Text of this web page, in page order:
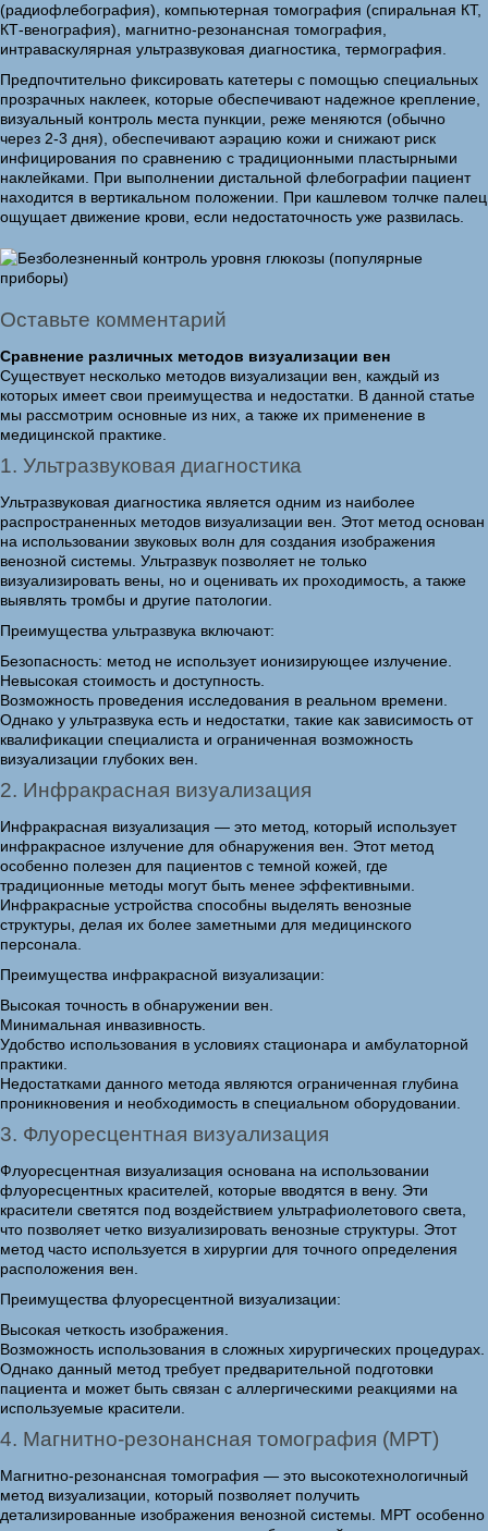
(радиофлебография), компьютерная томография (спиральная КТ,
КТ-венография), магнитно-резонансная томография,
интраваскулярная ультразвуковая диагностика, термография.
Предпочтительно фиксировать катетеры с помощью специальных
прозрачных наклеек, которые обеспечивают надежное крепление,
визуальный контроль места пункции, реже меняются (обычно
через 2-3 дня), обеспечивают аэрацию кожи и снижают риск
инфицирования по сравнению с традиционными пластырными
наклейками. При выполнении дистальной флебографии пациент
находится в вертикальном положении. При кашлевом толчке палец
ощущает движение крови, если недостаточность уже развилась.
Оставьте комментарий
Сравнение различных методов визуализации вен
Существует несколько методов визуализации вен, каждый из
которых имеет свои преимущества и недостатки. В данной статье
мы рассмотрим основные из них, а также их применение в
медицинской практике.
1. Ультразвуковая диагностика
Ультразвуковая диагностика является одним из наиболее
распространенных методов визуализации вен. Этот метод основан
на использовании звуковых волн для создания изображения
венозной системы. Ультразвук позволяет не только
визуализировать вены, но и оценивать их проходимость, а также
выявлять тромбы и другие патологии.
Преимущества ультразвука включают:
Безопасность: метод не использует ионизирующее излучение.
Невысокая стоимость и доступность.
Возможность проведения исследования в реальном времени.
Однако у ультразвука есть и недостатки, такие как зависимость от
квалификации специалиста и ограниченная возможность
визуализации глубоких вен.
2. Инфракрасная визуализация
Инфракрасная визуализация — это метод, который использует
инфракрасное излучение для обнаружения вен. Этот метод
особенно полезен для пациентов с темной кожей, где
традиционные методы могут быть менее эффективными.
Инфракрасные устройства способны выделять венозные
структуры, делая их более заметными для медицинского
персонала.
Преимущества инфракрасной визуализации:
Высокая точность в обнаружении вен.
Минимальная инвазивность.
Удобство использования в условиях стационара и амбулаторной
практики.
Недостатками данного метода являются ограниченная глубина
проникновения и необходимость в специальном оборудовании.
3. Флуоресцентная визуализация
Флуоресцентная визуализация основана на использовании
флуоресцентных красителей, которые вводятся в вену. Эти
красители светятся под воздействием ультрафиолетового света,
что позволяет четко визуализировать венозные структуры. Этот
метод часто используется в хирургии для точного определения
расположения вен.
Преимущества флуоресцентной визуализации:
Высокая четкость изображения.
Возможность использования в сложных хирургических процедурах.
Однако данный метод требует предварительной подготовки
пациента и может быть связан с аллергическими реакциями на
используемые красители.
4. Магнитно-резонансная томография (МРТ)
Магнитно-резонансная томография — это высокотехнологичный
метод визуализации, который позволяет получить
детализированные изображения венозной системы. МРТ особенно